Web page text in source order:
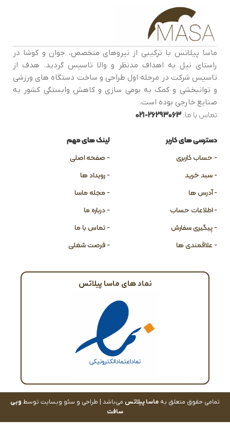
ماسا پیلاتس با ترکیبی از نیروهای متخصص، جوان و کوشا در
راستای نیل به اهداف مدنظر و والا تاسیس گردید. هدف از
تاسیس شرکت در مرحله اول طراحی و ساخت دستگاه های ورزشی
و توانبخشی و کمک به بومی سازی و کاهش وابستگی کشور به
صنایع خارجی بوده است.
تماس با ما:26293063-021
دسترسی های کاربر
- حساب کاربری
- سبد خرید
- آدرس ها
- اطلاعات حساب
- پیگیری سفارش
- علاقمندی ها
لینک های مهم
- صفحه اصلی
- رویداد ها
- مجله ماسا
- درباره ما
- تماس با ما
- فرصت شغلی
نماد های ماسا پیلاتس
تمامی حقوق متعلق به ماسا پیلاتس می‌باشد | طراحی و سئو وبسایت توسط وبی
سافت